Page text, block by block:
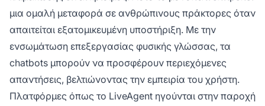
μια ομαλή μεταφορά σε ανθρώπινους πράκτορες όταν
απαιτείται εξατομικευμένη υποστήριξη. Με την
ενσωμάτωση επεξεργασίας φυσικής γλώσσας, τα
chatbots μπορούν να προσφέρουν περιεχόμενες
απαντήσεις, βελτιώνοντας την εμπειρία του χρήστη.
Πλατφόρμες όπως το LiveAgent ηγούνται στην παροχή